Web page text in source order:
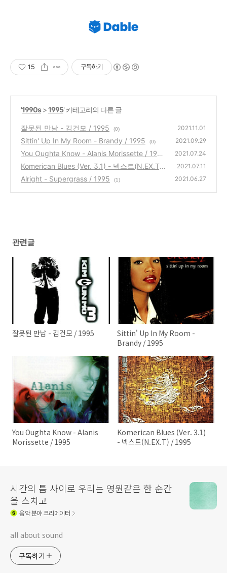
15 구독하기
'1990s>1995' 카테고리의 다른 글
잘못된 만남 - 김건모 / 1995 (0) 2021.11.01
Sittin' Up In My Room - Brandy / 1995 (0) 2021.09.29
You Oughta Know - Alanis Morissette / 1995
(0)
2021.07.24
Komerican Blues (Ver. 3.1) - 넥스트(N.EX.T)
/ 1995
(0)
2021.07.11
Alright - Supergrass / 1995 (1) 2021.06.27
관련글
잘못된 만남 - 김건모 / 1995
Sittin' Up In My Room -
Brandy / 1995
You Oughta Know - Alanis
Morissette / 1995
Komerican Blues (Ver. 3.1)
- 넥스트(N.EX.T) / 1995
시간의 틈 사이로 우리는 영원같은 한 순간
을 스치고
음악분야 크리에이터
all about sound
구독하기